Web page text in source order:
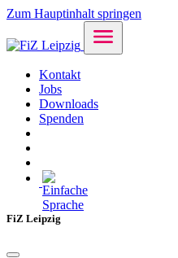
Zum Hauptinhalt springen
Kontakt
Jobs
Downloads
Spenden
FiZ Leipzig